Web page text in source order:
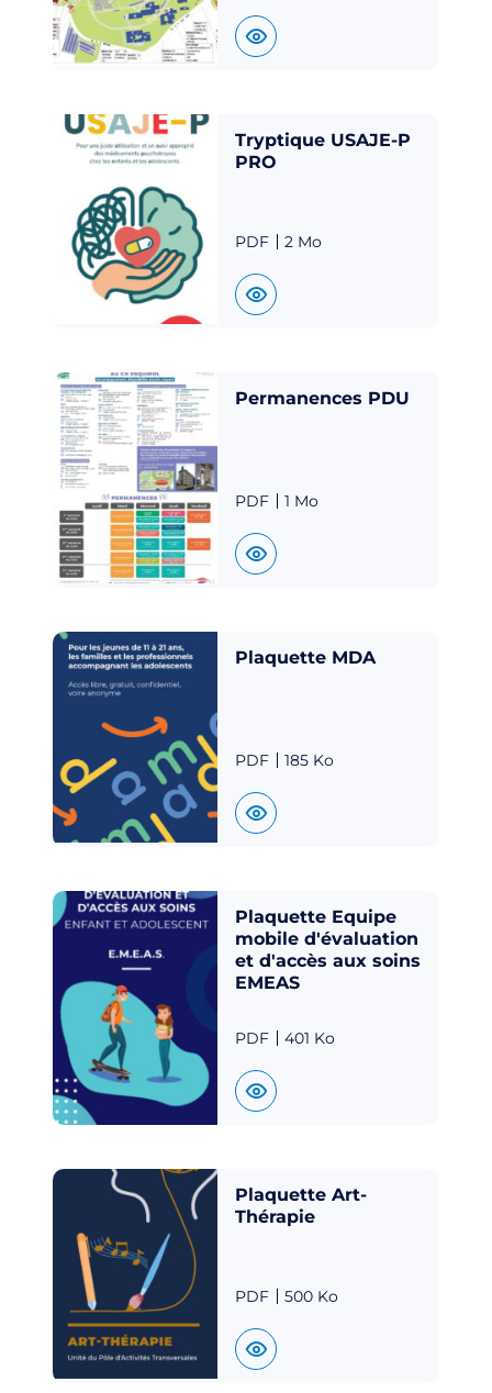
Tryptique USAJE-P
PRO
PDF 2 Mo
Permanences PDU
PDF 1 Mo
Plaquette MDA
PDF 185 Ko
Plaquette Equipe
mobile d'évaluation
et d'accès aux soins
EMEAS
PDF 401 Ko
Plaquette Art-
Thérapie
PDF 500 Ko